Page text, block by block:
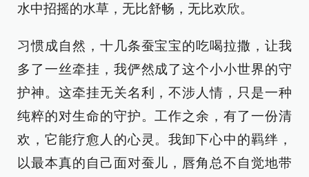
水中招摇的水草，无比舒畅，无比欢欣。
习惯成自然，十几条蚕宝宝的吃喝拉撒，让我
多了一丝牵挂，我俨然成了这个小小世界的守
护神。这牵挂无关名利，不涉人情，只是一种
纯粹的对生命的守护。工作之余，有了一份清
欢，它能疗愈人的心灵。我卸下心中的羁绊，
以最本真的自己面对蚕儿，唇角总不自觉地带